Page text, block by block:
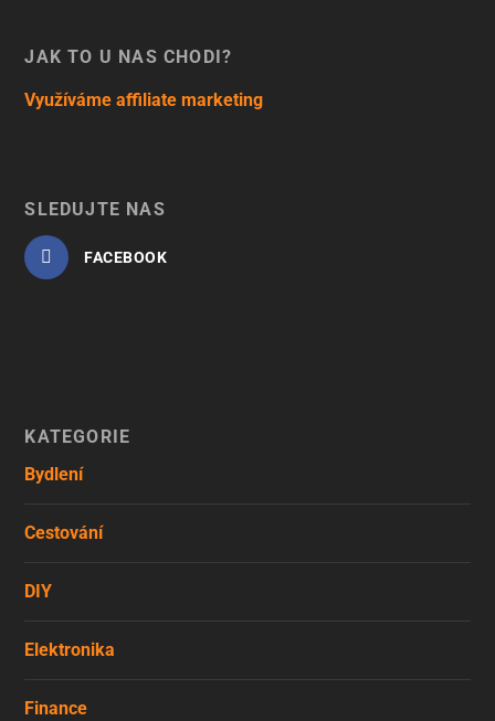
JAK TO U NÁS CHODÍ?
Využíváme affiliate marketing
SLEDUJTE NÁS
FACEBOOK
KATEGORIE
Bydlení
Cestování
DIY
Elektronika
Finance